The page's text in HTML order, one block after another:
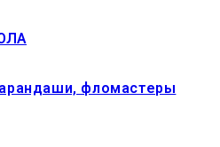
фломастеры